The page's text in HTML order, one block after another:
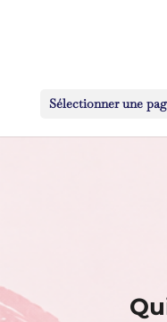
Sélectionner une